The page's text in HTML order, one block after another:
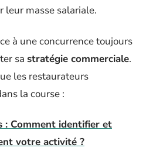
leur masse salariale.
à une concurrence toujours
sa stratégie commerciale.
les restaurateurs
la course :
: Comment identifier et
votre activité ?